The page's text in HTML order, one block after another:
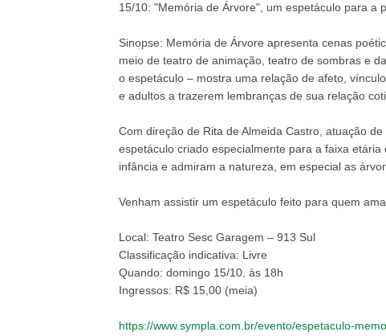
15/10: "Memória de Árvore", um espetáculo para a
Sinopse: Memória de Árvore apresenta cenas
meio de teatro de animação, teatro de sombras e
o espetáculo – mostra uma relação de afeto,
e adultos a trazerem lembranças de sua relação
Com direção de Rita de Almeida Castro, atuação
espetáculo criado especialmente para a faixa
infância e admiram a natureza, em especial as
Venham assistir um espetáculo feito para quem
Local: Teatro Sesc Garagem – 913 Sul
Classificação indicativa: Livre
Quando: domingo 15/10, às 18h
Ingressos: R$ 15,00 (meia)
https://www.sympla.com.br/evento/espetaculo-